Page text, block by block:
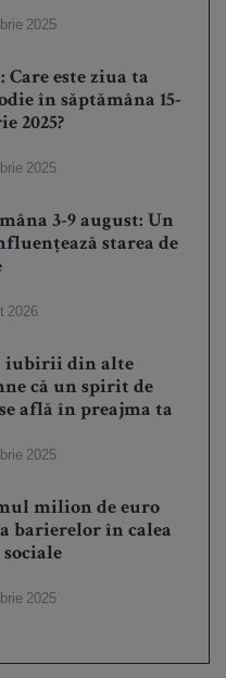
2025
Care este ziua ta
în săptămâna 15-
2025?
2025
3-9 august: Un
starea de
2026
iubirii din alte
că un spirit de
află în preajma ta
2025
milion de euro
barierelor în calea
2025